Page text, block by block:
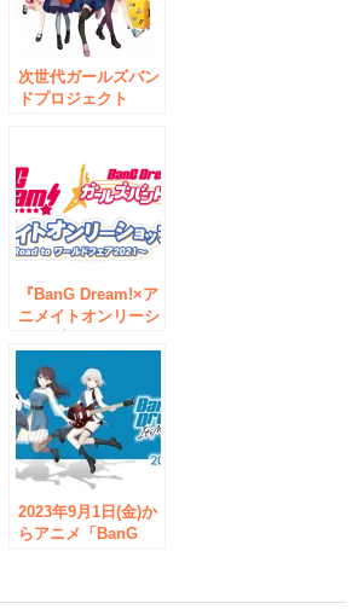
次世代ガールズバン
ドプロジェクト
「BanG Dream!×ア
ニメイト ワールド
フェア2020」が
2020年2月14日より
開催
『BanG Dream!×ア
ニメイトオンリーシ
～』が1月16日(土)よ
り開催！
2023年9月1日(金)か
らアニメ「BanG
秋葉原 POP UP